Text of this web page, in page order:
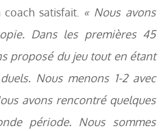
coach satisfait. « Nous avons
Dans les premières 45
proposé du jeu tout en étant
Nous menons 1-2 avec
avons rencontré quelques
période. Nous sommes